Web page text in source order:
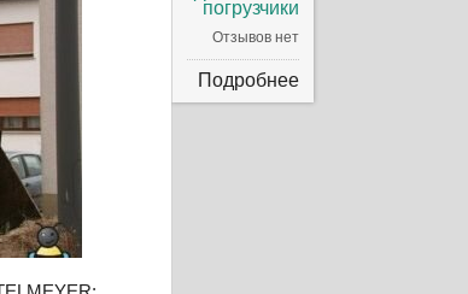
погрузчики
Отзывов нет
Подробнее